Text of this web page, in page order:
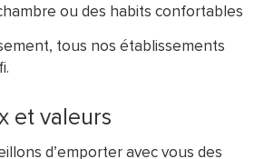
ou des habits confortables
tous nos établissements
et valeurs
d’emporter avec vous des